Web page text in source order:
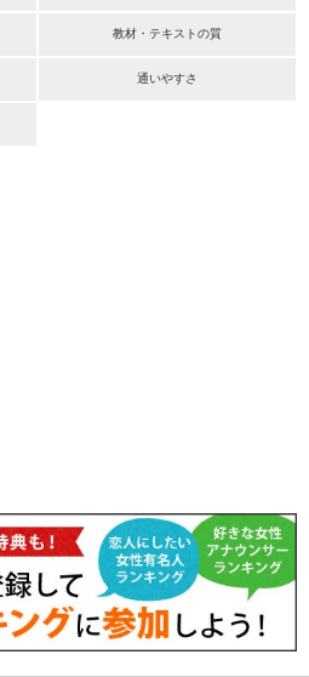
教材・テキストの質
通いやすさ